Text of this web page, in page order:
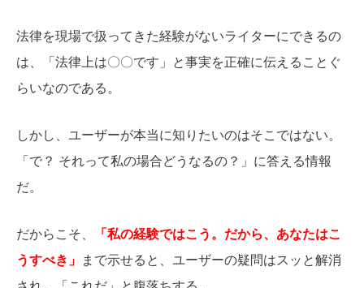
法律を現場で扱ってきた経験がないライターにできるの
は、「法律上は〇〇です」と事実を正確に伝えることぐ
らいなのである。
しかし、ユーザーが本当に知りたいのはそこではない。
「で？ それって私の場合どうなるの？」に答える情報
だ。
だからこそ、
「私の経験ではこう。だから、あなたはこ
うすべき」
まで示せると、ユーザーの疑問はスッと解消